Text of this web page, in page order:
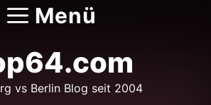
Menü
vs Berlin Blog seit 2004